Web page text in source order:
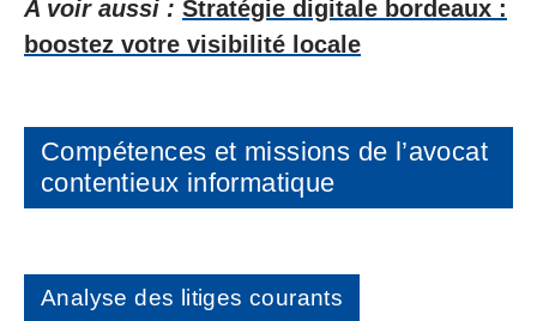
A voir aussi : Stratégie digitale bordeaux :
boostez votre visibilité locale
Compétences et missions de l’avocat
contentieux informatique
Analyse des litiges courants